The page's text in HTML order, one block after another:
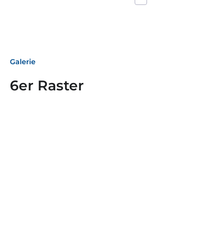
Galerie
6er Raster